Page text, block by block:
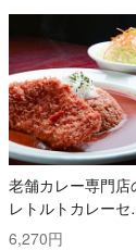
老舗カレー専門店
レトルトカレーセ
ト
6,270円